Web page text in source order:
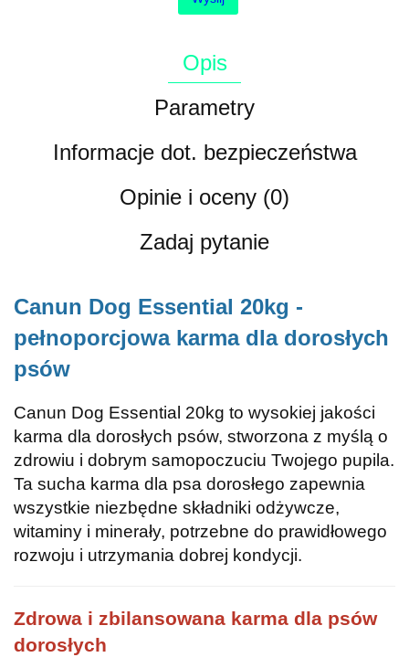
Opis
Parametry
Informacje dot. bezpieczeństwa
Opinie i oceny (0)
Zadaj pytanie
Canun Dog Essential 20kg -
pełnoporcjowa karma dla dorosłych
psów
Canun Dog Essential 20kg to wysokiej jakości
karma dla dorosłych psów, stworzona z myślą o
zdrowiu i dobrym samopoczuciu Twojego pupila.
Ta sucha karma dla psa dorosłego zapewnia
wszystkie niezbędne składniki odżywcze,
witaminy i minerały, potrzebne do prawidłowego
rozwoju i utrzymania dobrej kondycji.
Zdrowa i zbilansowana karma dla psów
dorosłych